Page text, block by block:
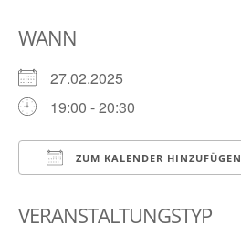
WANN
27.02.2025
19:00 - 20:30
ZUM KALENDER HINZUFÜGEN
VERANSTALTUNGSTYP